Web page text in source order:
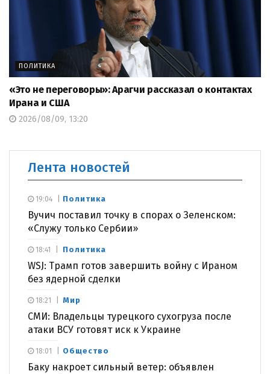
ПОЛИТИКА
«Это не переговоры»: Арагчи рассказал о контактах
Ирана и США
2026/08/09, 13:20
Лента новостей
Политика
Вучич поставил точку в спорах о Зеленском:
«Служу только Сербии»
19:04
Политика
WSJ: Трамп готов завершить войну с Ираном
без ядерной сделки
18:41
Мир
СМИ: Владельцы турецкого сухогруза после
атаки ВСУ готовят иск к Украине
18:21
Общество
Баку накроет сильный ветер: объявлен
18:01